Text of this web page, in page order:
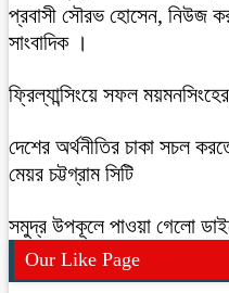
প্রবাসী সৌরভ হোসেন, নিউজ
সাংবাদিক ।
ফ্রিল্যান্সিংয়ে সফল
দেশের অর্থনীতির চাকা সচল
মেয়র চট্টগ্রাম সিটি
সমুদ্র উপকূলে পাওয়া গেলো
Our Like Page